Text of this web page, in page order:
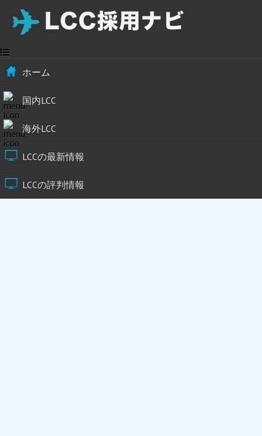
ホーム
国内LCC
海外LCC
LCCの最新情報
LCCの評判情報